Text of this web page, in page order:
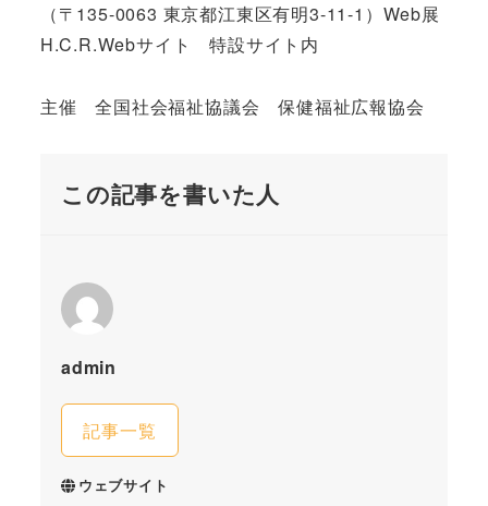
（〒135-0063 東京都江東区有明3-11-1）Web展
H.C.R.Webサイト 特設サイト内
主催 全国社会福祉協議会 保健福祉広報協会
この記事を書いた人
admin
記事一覧
ウェブサイト